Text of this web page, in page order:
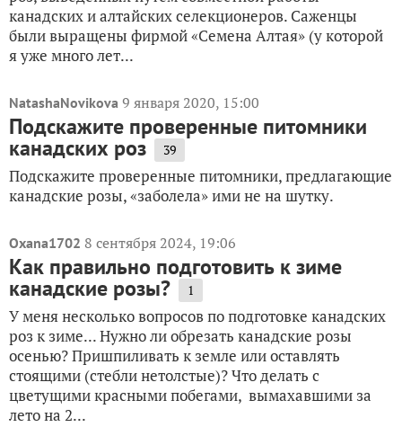
канадских и алтайских селекционеров. Саженцы
были выращены фирмой «Семена Алтая» (у которой
я уже много лет...
NatashaNovikova 9 января 2020, 15:00
Подскажите проверенные питомники
канадских роз 39
Подскажите проверенные питомники, предлагающие
канадские розы, «заболела» ими не на шутку.
Oxana1702 8 сентября 2024, 19:06
Как правильно подготовить к зиме
канадские розы? 1
У меня несколько вопросов по подготовке канадских
роз к зиме... Нужно ли обрезать канадские розы
осенью? Пришпиливать к земле или оставлять
стоящими (стебли нетолстые)? Что делать с
цветущими красными побегами, вымахавшими за
лето на 2...